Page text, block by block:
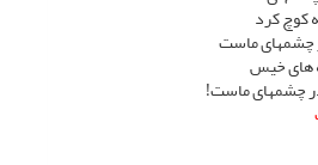
کوچ کرد
چشمهاى ماست
هاى خیس
چشمهاى ماست!